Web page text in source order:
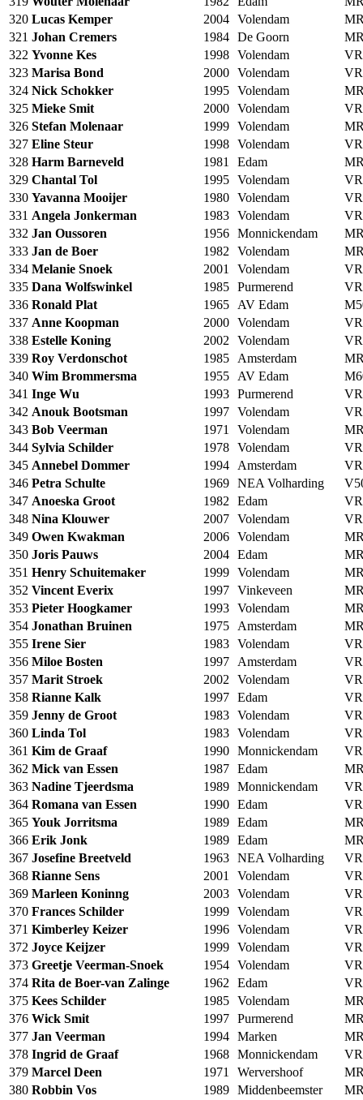
320 Lucas Kemper 2004 Volendam
321 Johan Cremers 1984 De Goorn
322 Yvonne Kes 1998 Volendam
323 Marisa Bond 2000 Volendam
324 Nick Schokker 1995 Volendam
325 Mieke Smit 2000 Volendam
326 Stefan Molenaar 1999 Volendam
327 Eline Steur 1998 Volendam
328 Harm Barneveld 1981 Edam
329 Chantal Tol 1995 Volendam
330 Yavanna Mooijer 1980 Volendam
331 Angela Jonkerman 1983 Volendam
332 Jan Oussoren 1956 Monnickendam
333 Jan de Boer 1982 Volendam
334 Melanie Snoek 2001 Volendam
335 Dana Wolfswinkel 1985 Purmerend
336 Ronald Plat 1965 AV Edam
337 Anne Koopman 2000 Volendam
338 Estelle Koning 2002 Volendam
339 Roy Verdonschot 1985 Amsterdam
340 Wim Brommersma 1955 AV Edam
341 Inge Wu 1993 Purmerend
342 Anouk Bootsman 1997 Volendam
343 Bob Veerman 1971 Volendam
344 Sylvia Schilder 1978 Volendam
345 Annebel Dommer 1994 Amsterdam
346 Petra Schulte 1969 NEA Volharding
347 Anoeska Groot 1982 Edam
348 Nina Klouwer 2007 Volendam
349 Owen Kwakman 2006 Volendam
350 Joris Pauws 2004 Edam
351 Henry Schuitemaker 1999 Volendam
352 Vincent Everix 1997 Vinkeveen
353 Pieter Hoogkamer 1993 Volendam
354 Jonathan Bruinen 1975 Amsterdam
355 Irene Sier 1983 Volendam
356 Miloe Bosten 1997 Amsterdam
357 Marit Stroek 2002 Volendam
358 Rianne Kalk 1997 Edam
359 Jenny de Groot 1983 Volendam
360 Linda Tol 1983 Volendam
361 Kim de Graaf 1990 Monnickendam
362 Mick van Essen 1987 Edam
363 Nadine Tjeerdsma 1989 Monnickendam
364 Romana van Essen 1990 Edam
365 Youk Jorritsma 1989 Edam
366 Erik Jonk 1989 Edam
367 Josefine Breetveld 1963 NEA Volharding
368 Rianne Sens 2001 Volendam
369 Marleen Koninng 2003 Volendam
370 Frances Schilder 1999 Volendam
371 Kimberley Keizer 1996 Volendam
372 Joyce Keijzer 1999 Volendam
373 Greetje Veerman-Snoek 1954 Volendam
374 Rita de Boer-van Zalinge 1962 Edam
375 Kees Schilder 1985 Volendam
376 Wick Smit 1997 Purmerend
377 Jan Veerman 1994 Marken
378 Ingrid de Graaf 1968 Monnickendam
379 Marcel Deen 1971 Wervershoof
380 Robbin Vos 1989 Middenbeemster